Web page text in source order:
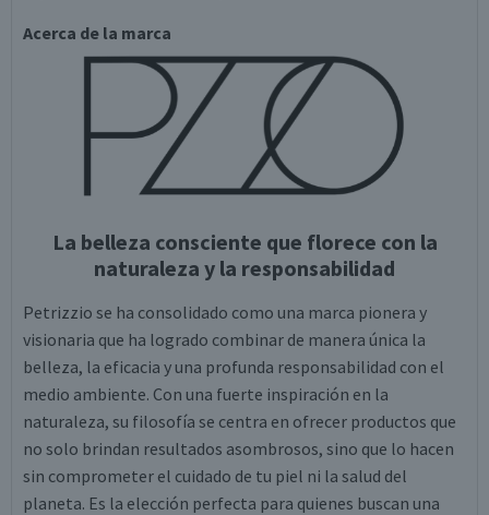
Acerca de la marca
La belleza consciente que florece con la
naturaleza y la responsabilidad
Petrizzio se ha consolidado como una marca pionera y
visionaria que ha logrado combinar de manera única la
belleza, la eficacia y una profunda responsabilidad con el
medio ambiente. Con una fuerte inspiración en la
naturaleza, su filosofía se centra en ofrecer productos que
no solo brindan resultados asombrosos, sino que lo hacen
sin comprometer el cuidado de tu piel ni la salud del
planeta. Es la elección perfecta para quienes buscan una